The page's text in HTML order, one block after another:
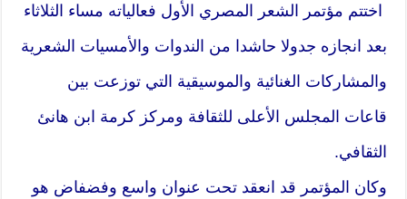
اختتم مؤتمر الشعر المصري الأول فعالياته مساء الثلاثاء
بعد انجازه جدولا حاشدا من الندوات والأمسيات الشعرية
والمشاركات الغنائية والموسيقية التي توزعت بين
قاعات المجلس الأعلى للثقافة ومركز كرمة ابن هانئ
الثقافي.
وكان المؤتمر قد انعقد تحت عنوان واسع وفضفاض هو